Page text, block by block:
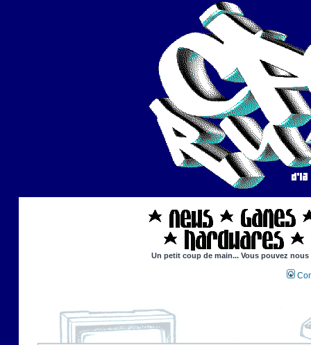
Un petit coup de main... Vous pouvez